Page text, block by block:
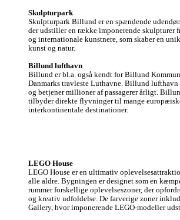
Skulpturpark
Skulpturpark Billund er en spændende
der udstiller en række imponerende skulpturer
og internationale kunstnere, som skaber en
kunst og natur.
Billund lufthavn
Billund er bl.a. også kendt for Billund
Danmarks travleste Luthavne. Billund lufthavn
og betjener millioner af passagerer årligt.
tilbyder direkte flyvninger til mange
interkontinentale destinationer.
LEGO House
LEGO House er en ultimativ
alle aldre. Bygningen er designet som en
rummer forskellige oplevelseszoner, der
og kreativ udfoldelse. De farverige zoner
Gallery, hvor imponerende LEGO-modeller